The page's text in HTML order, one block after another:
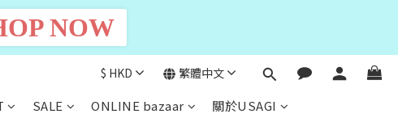
SALE ONLINE bazaar 關於USAGI
$ HKD 繁體中文
NOW